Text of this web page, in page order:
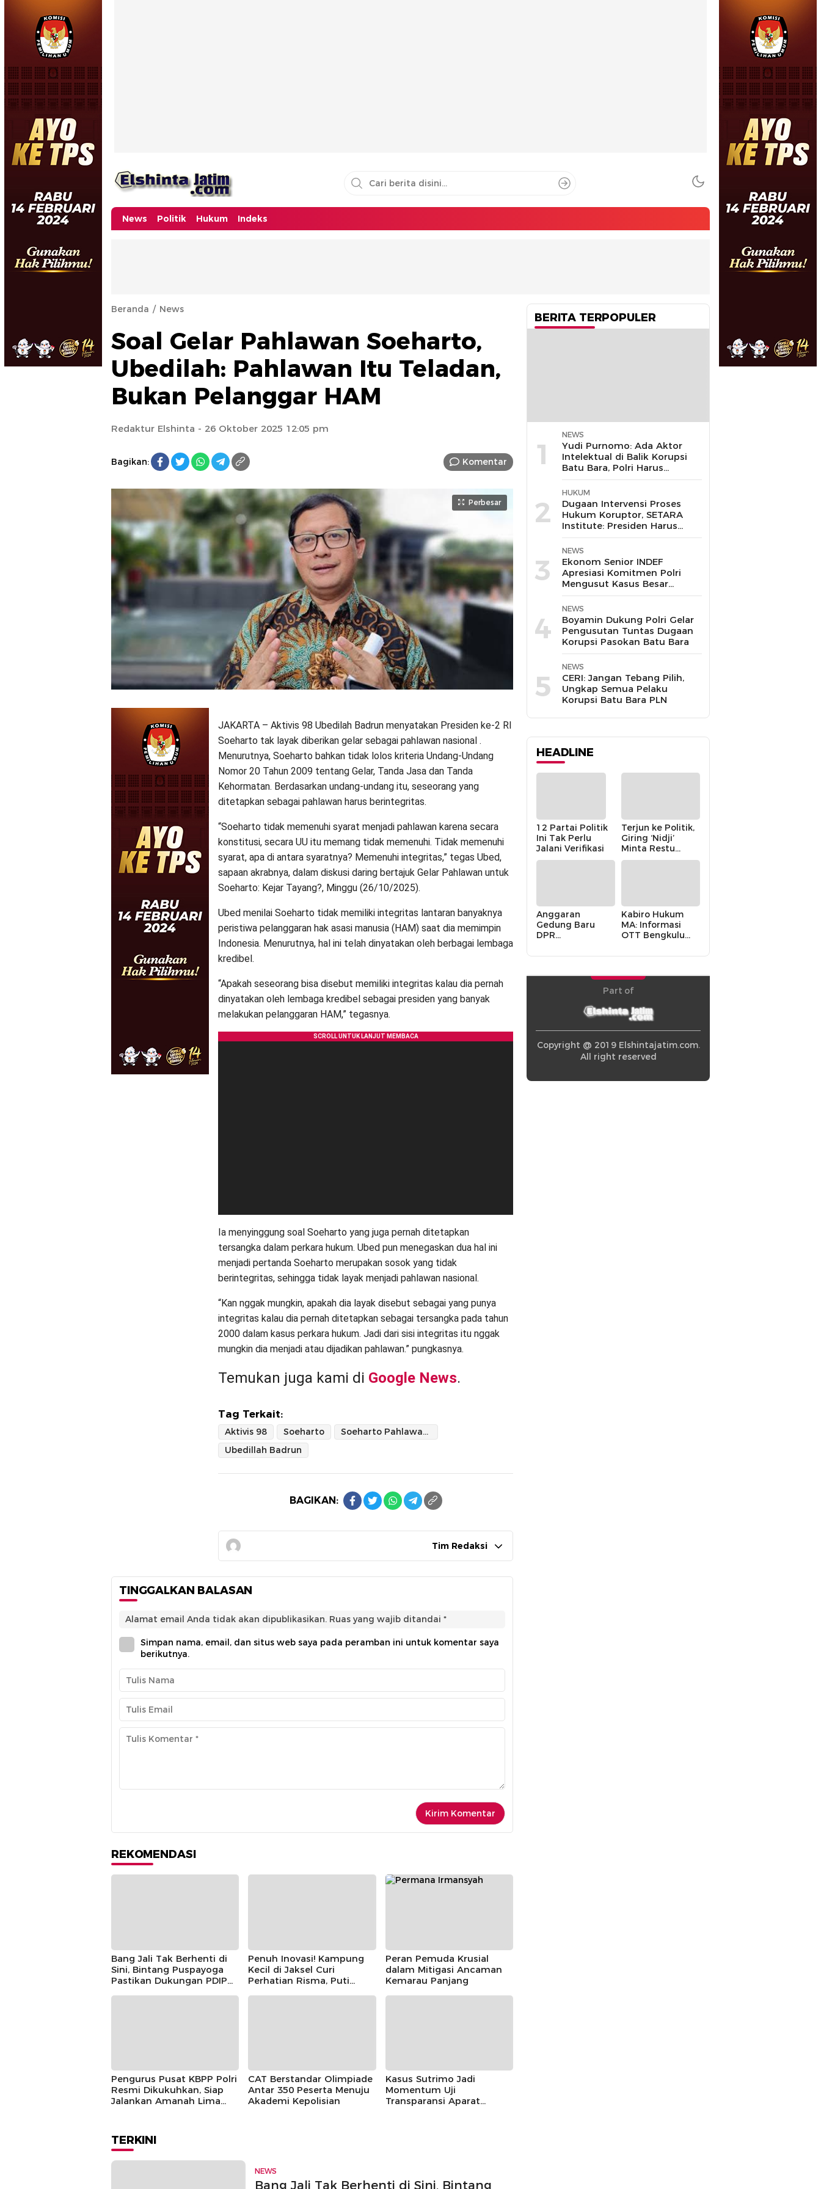
News Politik Hukum Indeks
Beranda News
Soal Gelar Pahlawan Soeharto,
Ubedilah: Pahlawan Itu Teladan,
Bukan Pelanggar HAM
Redaktur Elshinta - 26 Oktober 2025 12:05 pm
Bagikan: Komentar
Perbesar
JAKARTA – Aktivis 98 Ubedilah Badrun menyatakan Presiden ke-2 RI
Soeharto tak layak diberikan gelar sebagai pahlawan nasional .
Menurutnya, Soeharto bahkan tidak lolos kriteria Undang-Undang
Nomor 20 Tahun 2009 tentang Gelar, Tanda Jasa dan Tanda
Kehormatan. Berdasarkan undang-undang itu, seseorang yang
ditetapkan sebagai pahlawan harus berintegritas.
“Soeharto tidak memenuhi syarat menjadi pahlawan karena secara
konstitusi, secara UU itu memang tidak memenuhi. Tidak memenuhi
syarat, apa di antara syaratnya? Memenuhi integritas,” tegas Ubed,
sapaan akrabnya, dalam diskusi daring bertajuk Gelar Pahlawan untuk
Soeharto: Kejar Tayang?, Minggu (26/10/2025).
Ubed menilai Soeharto tidak memiliki integritas lantaran banyaknya
peristiwa pelanggaran hak asasi manusia (HAM) saat dia memimpin
Indonesia. Menurutnya, hal ini telah dinyatakan oleh berbagai lembaga
kredibel.
“Apakah seseorang bisa disebut memiliki integritas kalau dia pernah
dinyatakan oleh lembaga kredibel sebagai presiden yang banyak
melakukan pelanggaran HAM,” tegasnya.
Ia menyinggung soal Soeharto yang juga pernah ditetapkan
tersangka dalam perkara hukum. Ubed pun menegaskan dua hal ini
menjadi pertanda Soeharto merupakan sosok yang tidak
berintegritas, sehingga tidak layak menjadi pahlawan nasional.
“Kan nggak mungkin, apakah dia layak disebut sebagai yang punya
integritas kalau dia pernah ditetapkan sebagai tersangka pada tahun
2000 dalam kasus perkara hukum. Jadi dari sisi integritas itu nggak
mungkin dia menjadi atau dijadikan pahlawan.” pungkasnya.
Temukan juga kami di Google News.
Tag Terkait:
Aktivis 98 Soeharto
Soeharto Pahlawan Nasional
Ubedillah Badrun
BAGIKAN:
Tim Redaksi
TINGGALKAN BALASAN
Alamat email Anda tidak akan dipublikasikan. Ruas yang wajib ditandai *
Simpan nama, email, dan situs web saya pada peramban ini untuk komentar saya
berikutnya.
REKOMENDASI
Bang Jali Tak Berhenti di
Sini, Bintang Puspayoga
Pastikan Dukungan PDIP
Penuh Inovasi! Kampung
Kecil di Jaksel Curi
Perhatian Risma, Puti
Peran Pemuda Krusial
dalam Mitigasi Ancaman
Kemarau Panjang
Pengurus Pusat KBPP Polri
Resmi Dikukuhkan, Siap
Jalankan Amanah Lima
CAT Berstandar Olimpiade
Antar 350 Peserta Menuju
Akademi Kepolisian
Kasus Sutrimo Jadi
Momentum Uji
Transparansi Aparat
TERKINI
NEWS
Bang Jali Tak Berhenti di Sini, Bintang
BERITA TERPOPULER
1
NEWS
Yudi Purnomo: Ada Aktor
Intelektual di Balik Korupsi
Batu Bara, Polri Harus
Bongkar
2
HUKUM
Dugaan Intervensi Proses
Hukum Koruptor, SETARA
Institute: Presiden Harus
Pastikan TNI Tak
Disalahgunakan
3
NEWS
Ekonom Senior INDEF
Apresiasi Komitmen Polri
Mengusut Kasus Besar
hingga Tuntas
4
NEWS
Boyamin Dukung Polri Gelar
Pengusutan Tuntas Dugaan
Korupsi Pasokan Batu Bara
5
NEWS
CERI: Jangan Tebang Pilih,
Ungkap Semua Pelaku
Korupsi Batu Bara PLN
HEADLINE
12 Partai Politik
Ini Tak Perlu
Jalani Verifikasi
Terjun ke Politik,
Giring ‘Nidji’
Minta Restu
Keluarga
Anggaran
Gedung Baru
DPR
Cair karena
Budi” Pemerintah
Kabiro Hukum
MA: Informasi
OTT Bengkulu
Internal MA
Part of
Copyright @ 2019 Elshintajatim.com.
All right reserved